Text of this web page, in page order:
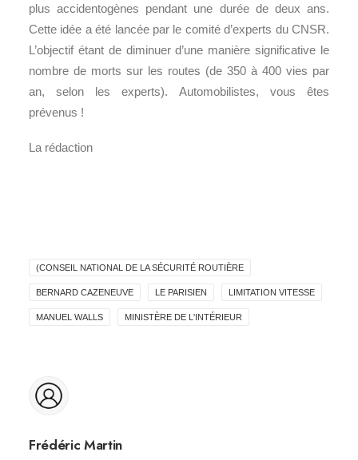
plus accidentogènes pendant une durée de deux ans.
Cette idée a été lancée par le comité d’experts du CNSR.
L’objectif étant de diminuer d’une manière significative le
nombre de morts sur les routes (de 350 à 400 vies par
an, selon les experts). Automobilistes, vous êtes
prévenus !
La rédaction
(CONSEIL NATIONAL DE LA SÉCURITÉ ROUTIÈRE
BERNARD CAZENEUVE LE PARISIEN LIMITATION VITESSE
MANUEL WALLS MINISTÈRE DE L'INTÉRIEUR
Frédéric Martin